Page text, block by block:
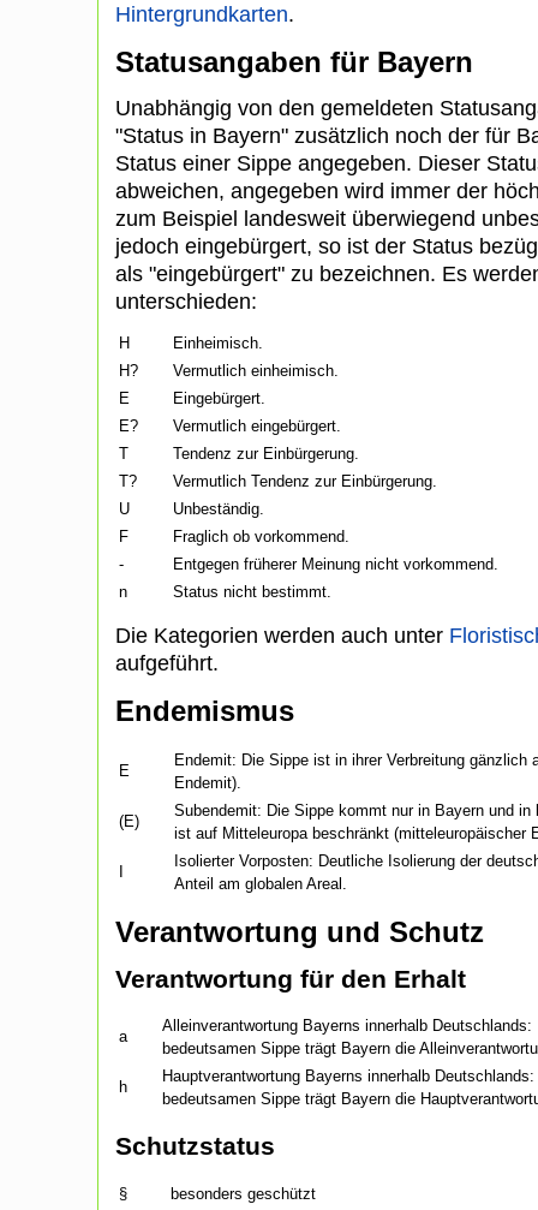
Hintergrundkarten.
Statusangaben für Bayern
Unabhängig von den gemeldeten
"Status in Bayern" zusätzlich noch der für
Status einer Sippe angegeben. Dieser
abweichen, angegeben wird immer der
zum Beispiel landesweit überwiegend
jedoch eingebürgert, so ist der Status
als "eingebürgert" zu bezeichnen. Es
unterschieden:
H
Einheimisch.
H?
Vermutlich einheimisch.
E
Eingebürgert.
E?
Vermutlich eingebürgert.
T
Tendenz zur Einbürgerung.
T?
Vermutlich Tendenz zur Einbürgerung.
U
Unbeständig.
F
Fraglich ob vorkommend.
-
Entgegen früherer Meinung nicht vorkommend.
n
Status nicht bestimmt.
Die Kategorien werden auch unter
aufgeführt.
Endemismus
E
Endemit: Die Sippe ist in ihrer Verbreitung gänzlich
Endemit).
(E)
Subendemit: Die Sippe kommt nur in Bayern und in
ist auf Mitteleuropa beschränkt (mitteleuropäischer
I
Isolierter Vorposten: Deutliche Isolierung der
Anteil am globalen Areal.
Verantwortung und Schutz
Verantwortung für den Erhalt
a
Alleinverantwortung Bayerns innerhalb
bedeutsamen Sippe trägt Bayern die
h
Hauptverantwortung Bayerns innerhalb
bedeutsamen Sippe trägt Bayern die
Schutzstatus
§
besonders geschützt